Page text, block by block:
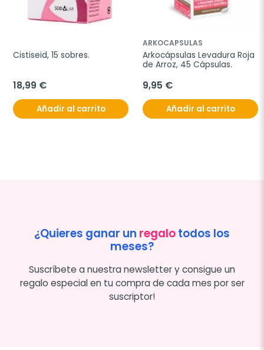
Cistiseid, 15 sobres.
18,99 €
Añadir al carrito
ARKOCAPSULAS
Arkocápsulas Levadura Roja
de Arroz, 45 Cápsulas.
9,95 €
Añadir al carrito
¿Quieres ganar un regalotodos los
meses?
Suscríbete a nuestra newsletter y consigue un
regalo especial en tu compra de cada mes por ser
suscriptor!